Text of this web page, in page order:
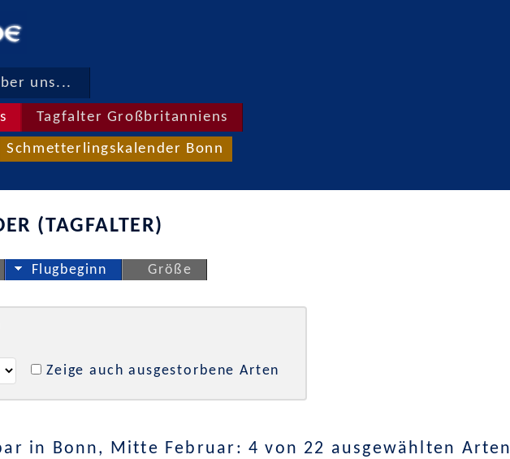
uns...
Tagfalter Großbritanniens
Schmetterlingskalender Bonn
(TAGFALTER)
Flugbeginn Größe
Zeige auch ausgestorbene Arten
in Bonn, Mitte Februar: 4 von 22 ausgewählten Arten